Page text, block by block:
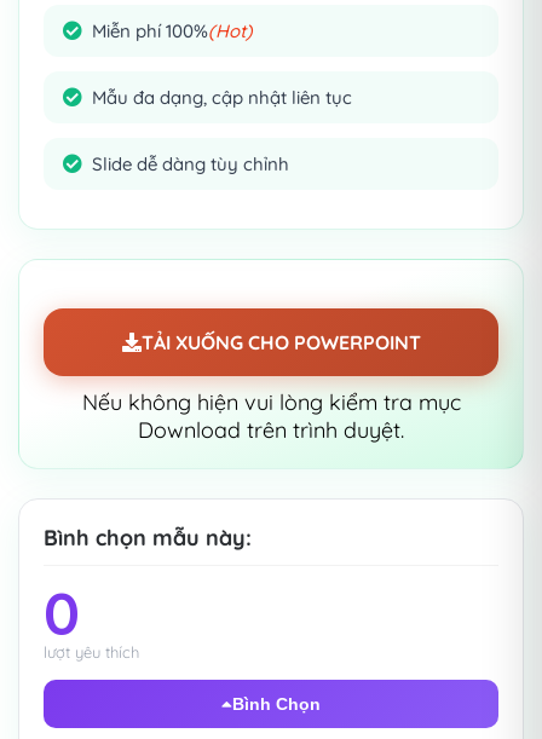
21 trang trình bày khác nhau
100% có thể chỉnh sửa và dễ dàng
sửa đổi theo ý thích
Chứa đồ thị, bản đồ, bảng, mốc thời
gian và mô hình dễ dàng chỉnh sửa
Được thiết kế để sử dụng Microsoft
Miễn phí 100%(Hot)
Mẫu đa dạng, cập nhật liên tục
Slide dễ dàng tùy chỉnh
TẢI XUỐNG CHO POWERPOINT
Nếu không hiện vui lòng kiểm tra mục
Download trên trình duyệt.
Bình chọn mẫu này:
0
lượt yêu thích
Bình Chọn